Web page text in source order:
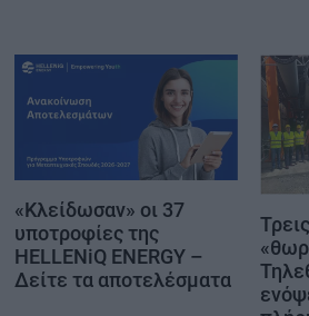
«Κλείδωσαν» οι 37
υποτροφίες της
HELLENiQ ENERGY –
Δείτε τα αποτελέσματα